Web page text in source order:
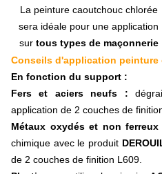
Tirants - rotules - crochets
Rotule nue
Piton d'attelage
Goupille d'attelage
Accessoire attelage
Courroie
Cabine tracteur
Barre de guidage
Support tracteur RAM MOUNTS
Caméra de recul
Rétroviseur
La peinture caoutchouc chlorée
sera idéale pour une application
sur tous types de maçonnerie
Conseils d'application
En fonction du support :
Fers et aciers neufs :
application de 2 couches de
Métaux oxydés et non ferreux
chimique avec le produit
de 2 couches de finition L609.